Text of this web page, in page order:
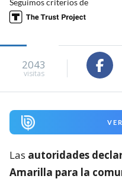
Seguimos criterios de
2043
visitas
Las autoridades
Amarilla para la